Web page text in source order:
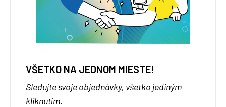
VŠETKO NA JEDNOM MIESTE!
Sledujte svoje objednávky, všetko jediným
kliknutím.